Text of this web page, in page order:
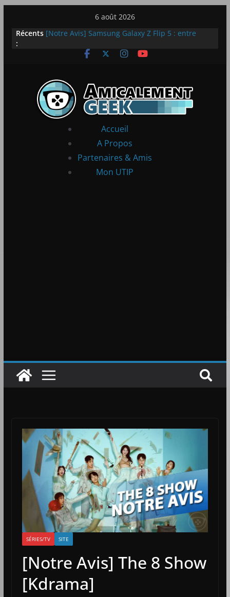
contenu
6 août 2026
Récents
:
[Notre Avis] Samsung Galaxy Z Flip 5 : entre
[PS5] New World Aeternum [Notre Avis]
Accueil
A Propos
Partenaires & Amis
Mon UTIP
SÉRIES/TV SITE
[Notre Avis] The 8 Show
[Kdrama]